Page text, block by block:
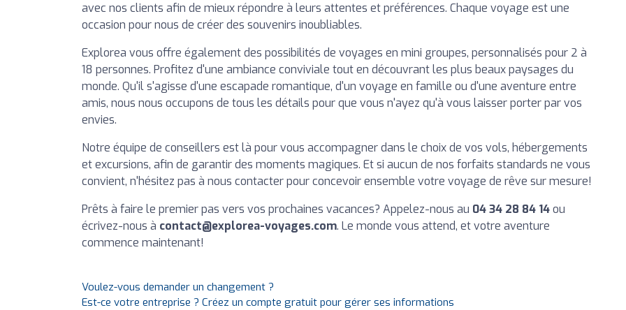
avec nos clients afin de mieux répondre à leurs attentes et préférences. Chaque voyage est une
occasion pour nous de créer des souvenirs inoubliables.
Explorea vous offre également des possibilités de voyages en mini groupes, personnalisés pour 2 à
18 personnes. Profitez d'une ambiance conviviale tout en découvrant les plus beaux paysages du
monde. Qu'il s'agisse d'une escapade romantique, d'un voyage en famille ou d'une aventure entre
amis, nous nous occupons de tous les détails pour que vous n'ayez qu'à vous laisser porter par vos
envies.
Notre équipe de conseillers est là pour vous accompagner dans le choix de vos vols, hébergements
et excursions, afin de garantir des moments magiques. Et si aucun de nos forfaits standards ne vous
convient, n'hésitez pas à nous contacter pour concevoir ensemble votre voyage de rêve sur mesure!
Prêts à faire le premier pas vers vos prochaines vacances? Appelez-nous au 04 34 28 84 14ou
écrivez-nous à contact@explorea-voyages.com. Le monde vous attend, et votre aventure
commence maintenant!
Voulez-vous demander un changement ?
Est-ce votre entreprise ? Créez un compte gratuit pour gérer ses informations